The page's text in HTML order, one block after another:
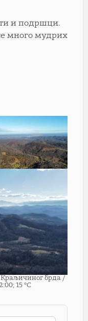
и подршци.
много мудрих
Краљичиног брда /
15 °C